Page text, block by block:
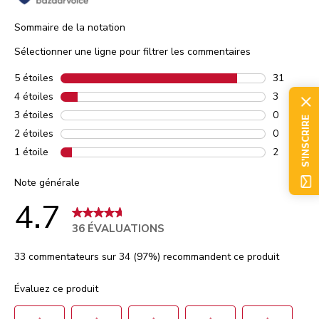
Sommaire de la notation
Sélectionner une ligne pour filtrer les commentaires
5 étoiles étoiles
31
31
4 étoiles étoiles
3
3
3 étoiles étoiles
0
0
2 étoiles étoiles
0
0
1 étoile étoiles
2
2
Note générale
4.7 36 ÉVALUATIONS
33 commentateurs sur 34 (97%) recommandent ce produit
Évaluez ce produit
S'INSCRIRE